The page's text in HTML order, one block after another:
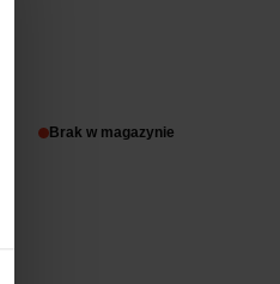
Brak w magazynie